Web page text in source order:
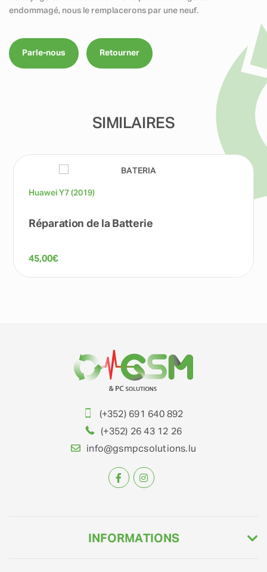
endommagé, nous le remplacerons par une neuf.
Parle-nous Retourner
SIMILAIRES
Huawei Y7 (2019)
Réparation de la Batterie
45,00€
(+352) 691 640 892
(+352) 26 43 12 26
info@gsmpcsolutions.lu
INFORMATIONS